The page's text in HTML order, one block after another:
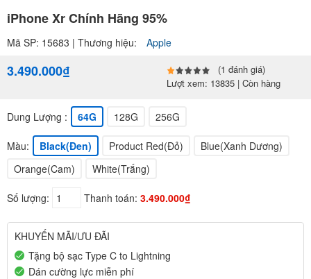
iPhone Xr Chính Hãng 95%
Mã SP: 15683 | Thương hiệu: Apple
3.490.000₫
(1 đánh giá)
Lượt xem: 13835 | Còn hàng
Dung Lượng : 64G 128G 256G
Màu: Black(Đen) Product Red(Đỏ)
Blue(Xanh Dương)
Orange(Cam)
White(Trắng)
Số lượng: Thanh toán: 3.490.000₫
KHUYẾN MÃI/ƯU ĐÃI
Tặng bộ sạc Type C to Lightning
Dán cường lực miễn phí